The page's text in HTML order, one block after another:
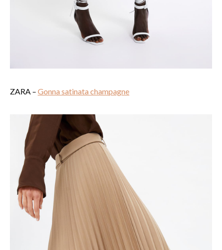
ZARA – Gonna satinata champagne